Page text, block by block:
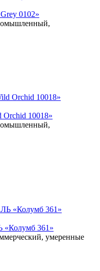
0102»
10018»
361»
умеренные